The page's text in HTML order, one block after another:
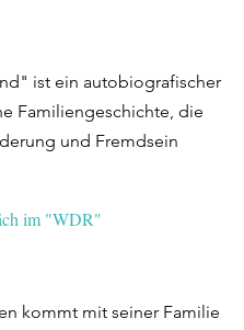
ist ein autobiografischer
Familiengeschichte, die
und Fremdsein
im "WDR"
kommt mit seiner Familie